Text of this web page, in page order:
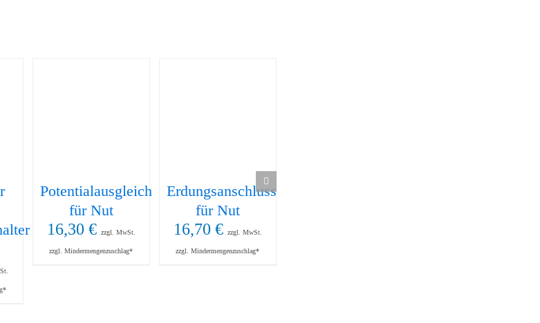
Potentialausgleich
für Nut
16,30 € zzgl. MwSt.
zzgl. Mindermengenzuschlag*
Erdungsanschluss
für Nut
16,70 € zzgl. MwSt.
zzgl. Mindermengenzuschlag*